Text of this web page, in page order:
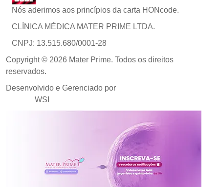
Nós aderimos aos princípios da carta HONcode.
CLÍNICA MÉDICA MATER PRIME LTDA.
CNPJ: 13.515.680/0001-28
Copyright © 2026 Mater Prime. Todos os direitos
reservados.
Desenvolvido e Gerenciado por
WSI